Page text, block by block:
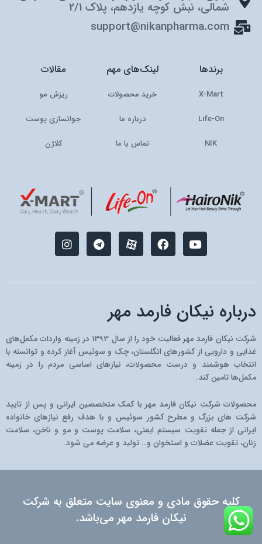
شمالی، نبش کوچه یازدهم، پلاک 2/1
support@nikanpharma.com
برندها
X-Mart
Life-On
NIK
لینک‌های مهم
خرید محصولات
درباره ما
تماس با ما
مقالات
ریزش مو
جوانسازی پوست
کلاژن
Y
o
u
e
F
a
c
o
k
M
-
i
a
a
r
a
t
T
e
l
I
n
s
درباره نیکان فارمد مهر
شرکت نیکان فارمد مهر فعالیت خود را از سال 1393 در زمینه واردات مکمل‌های
غذایی و دارویی از کشو‌رهای انگلستان، چک و سوئیس آغاز کرده و توانسته با
انتخاب هوشمند و درست محصولات، نیازهای اساسی مردم را در زمینه
مکمل‌ها تامین کند.
محصولات شرکت نیکان فارمد مهر با کمک متخصصین ایرانی و پس از تایید
شرکت های بزرگ و مطرح کشور سوئیس و با هدف رفع نیازهای خانواده
ایرانی از جمله تقویت سیستم ایمنی، سلامت پوست و مو و ناخن، سلامت
زنان، تقویت عضلات و استخوان و… تولید و عرضه می شود.
کلیه حقوق مادی و معنوی سایت متعلق به شرکت
نیکان فارمد مهر می‌باشد.